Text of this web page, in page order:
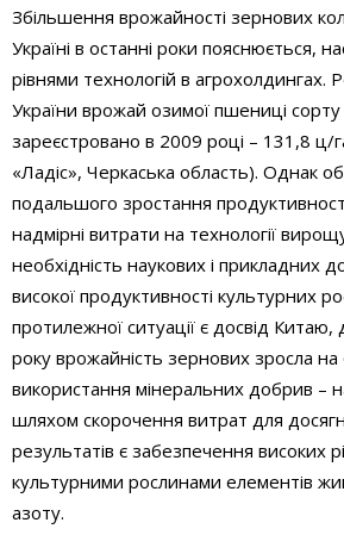
Збільшення врожайності зернових
Україні в останні роки пояснюється,
рівнями технологій в агрохолдингах.
України врожай озимої пшениці
зареєстровано в 2009 році – 131,8 ц/
«Ладіс», Черкаська область). Однак
подальшого зростання
надмірні витрати на технології
необхідність наукових і прикладних
високої продуктивності культурних
протилежної ситуації є досвід
року врожайність зернових зросла на
використання мінеральних добрив –
шляхом скорочення витрат для
результатів є забезпечення високих
культурними рослинами елементів
азоту.